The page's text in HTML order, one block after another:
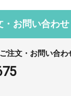
・お問い合わせ
注文・お問い合わ